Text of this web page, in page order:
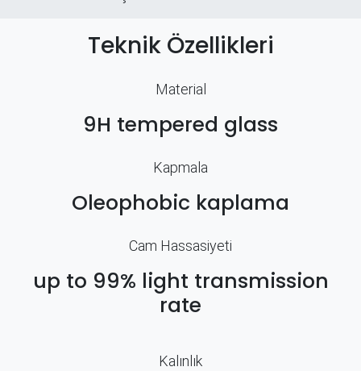
Teknik Özellikleri
Material
9H tempered glass
Kapmala
Oleophobic kaplama
Cam Hassasiyeti
up to 99% light transmission
rate
Kalınlık